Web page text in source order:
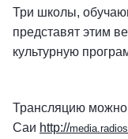
Три школы,
представят этим
культурную
Трансляцию можно
Саи http://